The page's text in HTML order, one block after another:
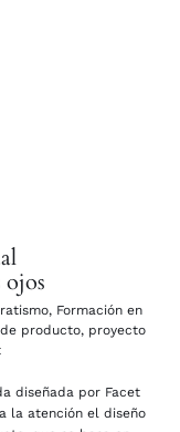
, Formación en
producto, proyecto
diseñada por Facet
la atención el diseño